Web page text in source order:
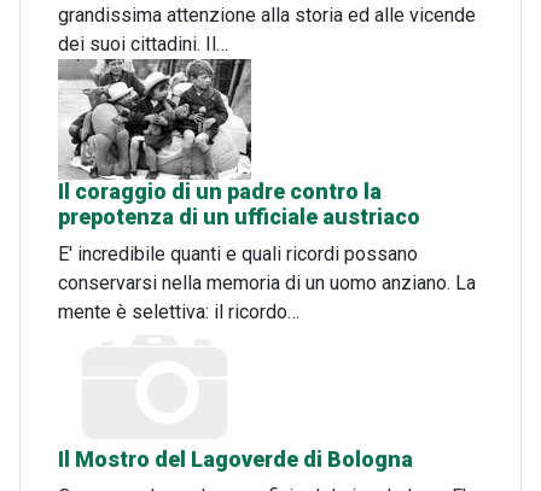
grandissima attenzione alla storia ed alle vicende
dei suoi cittadini. Il…
Il coraggio di un padre contro la
prepotenza di un ufficiale austriaco
E' incredibile quanti e quali ricordi possano
conservarsi nella memoria di un uomo anziano. La
mente è selettiva: il ricordo…
Il Mostro del Lagoverde di Bologna